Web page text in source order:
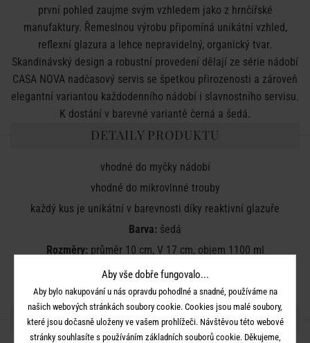
první pohled zaujme svým vzhledem jako z hrnčířské
manufaktury. Řemeslnou výrobu připomíná unikátní vzhled,
reflexní glazura a lehce nepravidelný, organický tvar.
Skandinávský design a robustní provedení dělají ze série nádobí
CASA NOVA nadčasový servis se špetkou přirozenosti a zároveň
elegantní variantou každodenního nádobí i slavnostního servisu.
K dostání v barevné variantě černá a šedá.
DETAILY PRODUKTU
vhodné do myčky nádobí
vhodné do mikrovlnné trouby
každý kus je unikátní v barevnosti díky reaktivní glazuře
Barva: šedá
Rozměry:průměr 10 cm, V 17 cm, objem 1100 ml
Materiál:kamenina, reaktivní glazura
SDÍLEJTE S PŘÁTELI
Aby vše dobře fungovalo...
Aby bylo nakupování u nás opravdu pohodlné a snadné, používáme na
našich webových stránkách soubory cookie. Cookies jsou malé soubory,
které jsou dočasně uloženy ve vašem prohlížeči. Návštěvou této webové
stránky souhlasíte s používáním základních souborů cookie. Děkujeme,